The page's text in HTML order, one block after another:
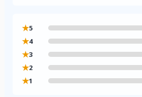
★5
★4
★3
★2
★1